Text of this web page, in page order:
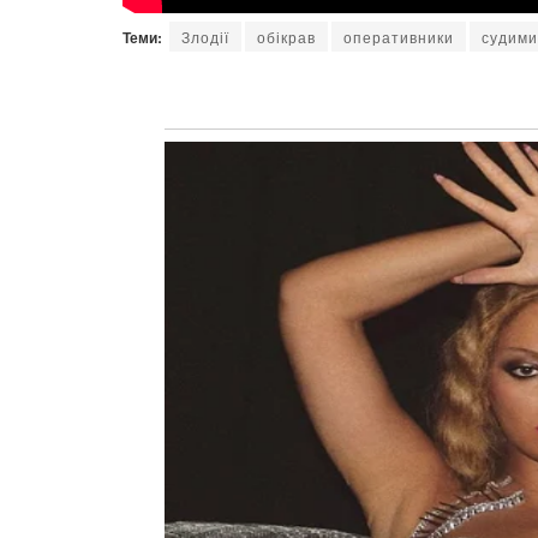
Теми: Злодії обікрав оперативники